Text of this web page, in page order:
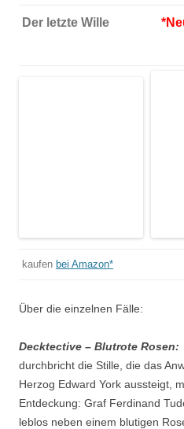
Der letzte Wille
kaufen bei Amazon*
Über die einzelnen Fälle:
Decktective – Blutrote Rosen:
durchbricht die Stille, die das
Herzog Edward York aussteigt,
Entdeckung: Graf Ferdinand
leblos neben einem blutigen